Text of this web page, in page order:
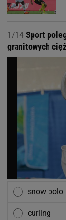
1/14Sport
granitowych
snow polo
curling